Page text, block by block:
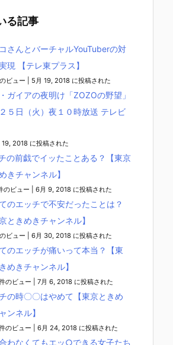
る記事
さんとバーチャルYouTuberの対
現 【テレ東プラス】
ビュー 5月 19, 2018 に投稿された
ガイアの夜明け「ZOZOの野望」
５日（火）夜１０時放送 テレビ
19, 2018 に投稿された
の前戯でイッたことある？【東京
きチャンネル】
のビュー 6月 9, 2018 に投稿された
のエッチで不安だったことは？
京ときめきチャンネル】
ビュー 6月 30, 2018 に投稿された
のエッチが痛いって本当？【東
めきチャンネル】
のビュー 7月 6, 2018 に投稿された
の時〇〇はやめて【東京ときめ
ンネル】
のビュー 6月 24, 2018 に投稿された
わなくてもエッ○できる女子たち